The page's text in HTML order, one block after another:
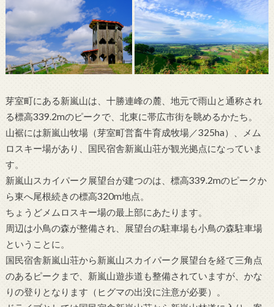
芽室町にある新嵐山は、十勝連峰の麓、地元で雨山と通称され
る標高339.2mのピークで、北東に帯広市街を眺めるかたち。
山裾には新嵐山牧場（芽室町営畜牛育成牧場／325ha）、メム
ロスキー場があり、国民宿舎新嵐山荘が観光拠点になっていま
す。
新嵐山スカイパーク展望台が建つのは、標高339.2mのピークか
ら東へ尾根続きの標高320m地点。
ちょうどメムロスキー場の最上部にあたります。
周辺は小鳥の森が整備され、展望台の駐車場も小鳥の森駐車場
ということに。
国民宿舎新嵐山荘から新嵐山スカイパーク展望台を経て三角点
のあるピークまで、新嵐山遊歩道も整備されていますが、かな
りの登りとなります（ヒグマの出没に注意が必要）。